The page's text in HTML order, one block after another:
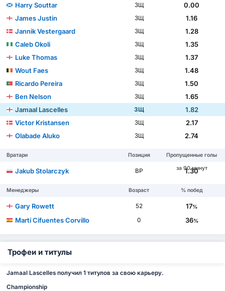
Harry Souttar
ЗЩ
0.00
James Justin
ЗЩ
1.16
Jannik Vestergaard
ЗЩ
1.28
Caleb Okoli
ЗЩ
1.35
Luke Thomas
ЗЩ
1.37
Wout Faes
ЗЩ
1.48
Ricardo Pereira
ЗЩ
1.50
Ben Nelson
ЗЩ
1.65
Jamaal Lascelles
ЗЩ
1.82
Victor Kristansen
ЗЩ
2.17
Olabade Aluko
ЗЩ 2.74
Вратари Позиция
Пропущенные голы
за 90 минут
Jakub Stolarczyk ВР 1.30
Менеджеры Возраст % побед
Gary Rowett 52 17%
Martí Cifuentes Corvillo 0 36%
Трофеи и титулы
Jamaal Lascelles получил 1 титулов за свою карьеру.
Championship